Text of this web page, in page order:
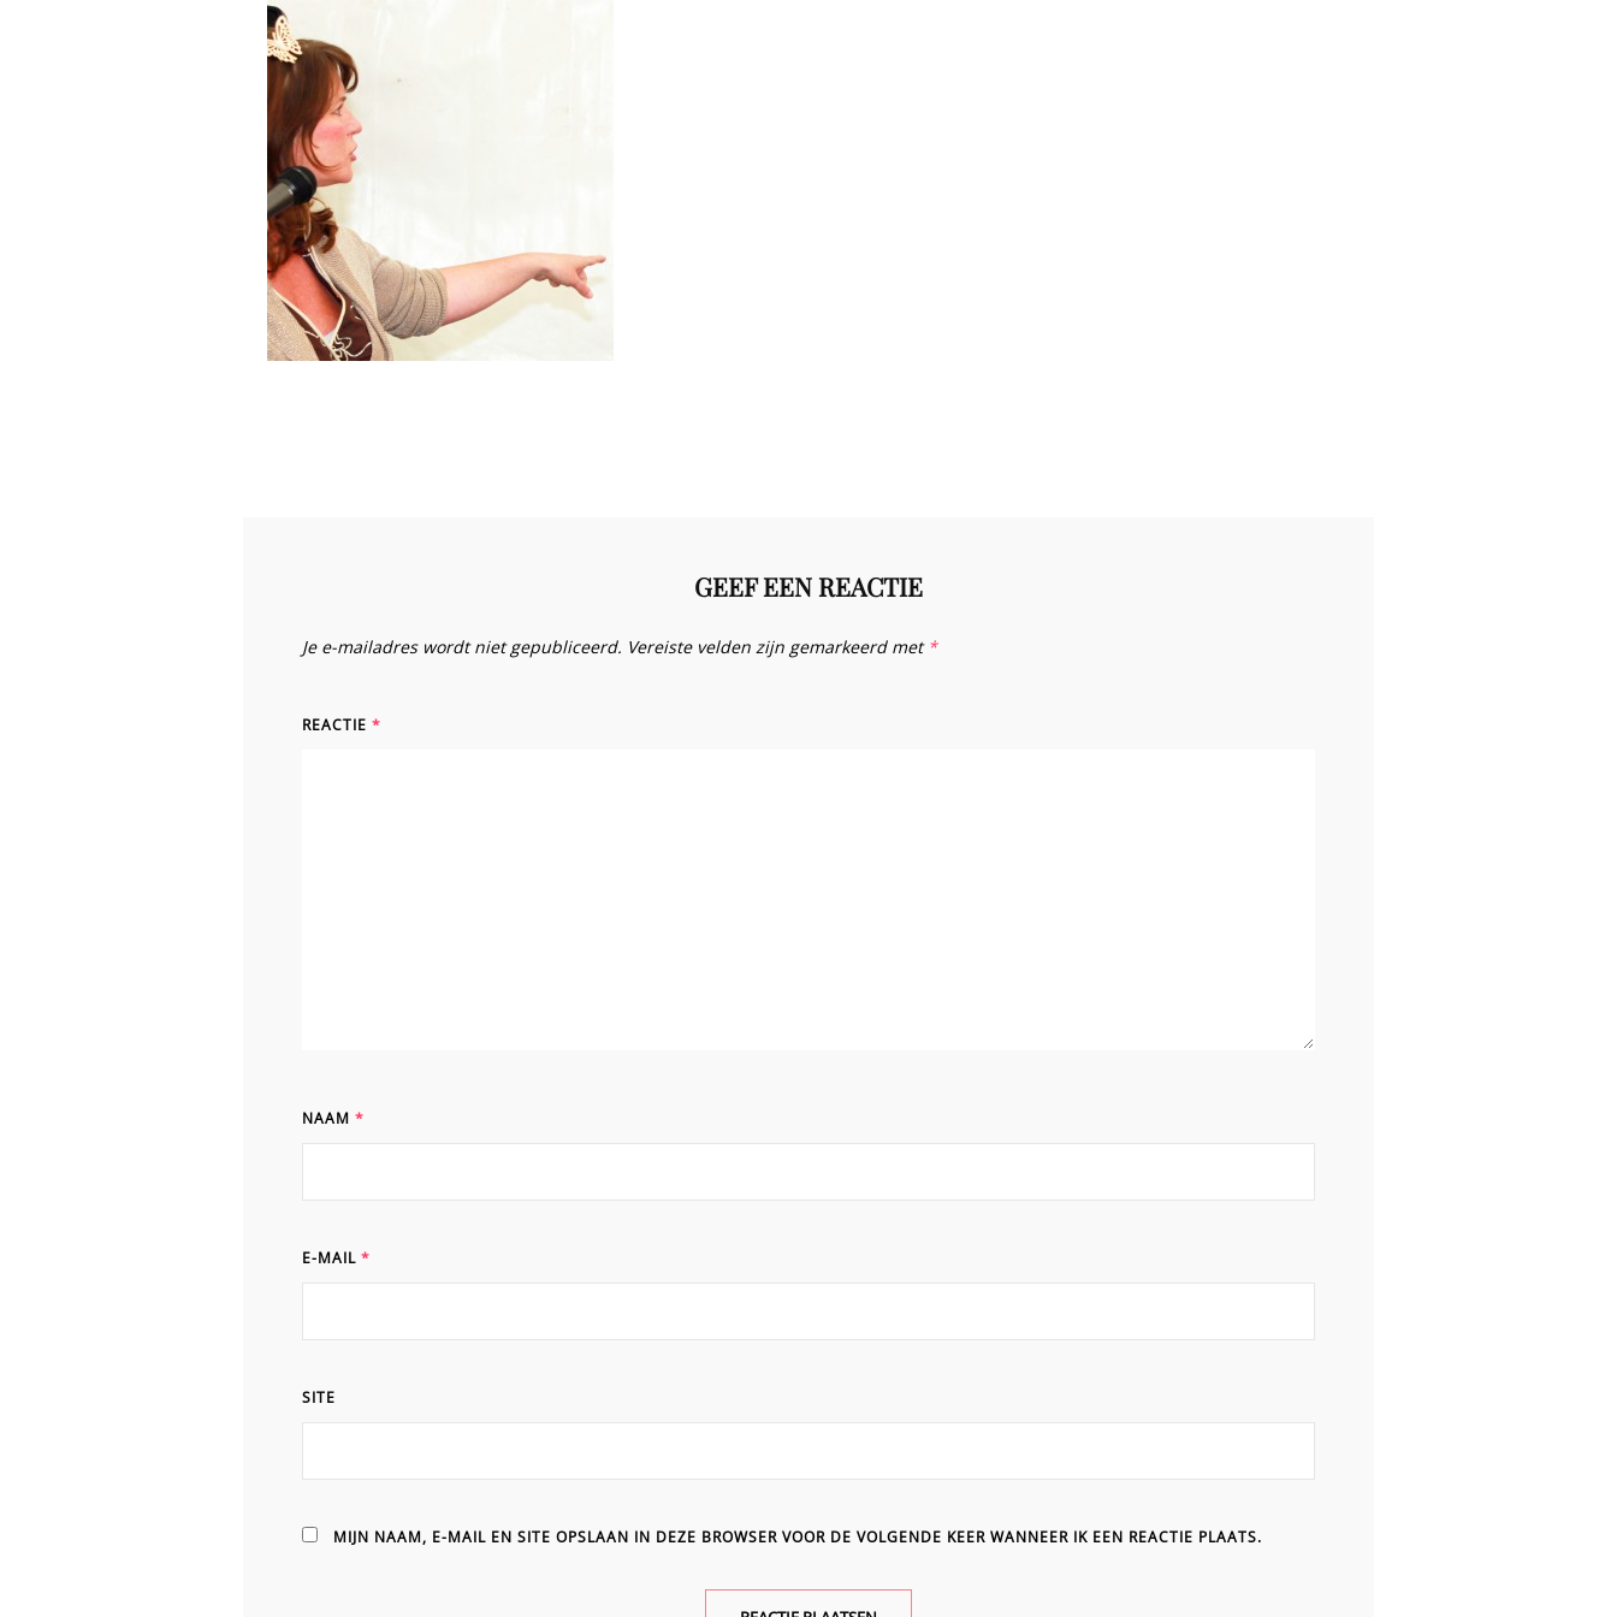
GEEF EEN REACTIE
Je e-mailadres wordt niet gepubliceerd. Vereiste velden zijn gemarkeerd met *
REACTIE *
NAAM *
E-MAIL *
SITE
MIJN NAAM, E-MAIL EN SITE OPSLAAN IN DEZE BROWSER VOOR DE VOLGENDE KEER WANNEER IK EEN REACTIE PLAATS.